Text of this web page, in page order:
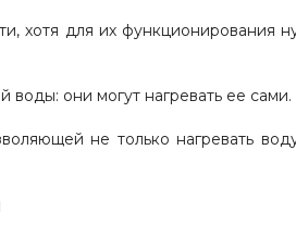
для их функционирования
они могут нагревать ее сами.
не только нагревать